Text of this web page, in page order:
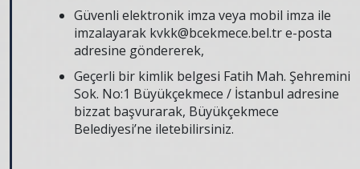
Güvenli elektronik imza veya mobil imza ile
imzalayarak kvkk@bcekmece.bel.tr e-posta
adresine göndererek,
Geçerli bir kimlik belgesi Fatih Mah. Şehremini
Sok. No:1 Büyükçekmece / İstanbul adresine
bizzat başvurarak, Büyükçekmece
Belediyesi’ne iletebilirsiniz.